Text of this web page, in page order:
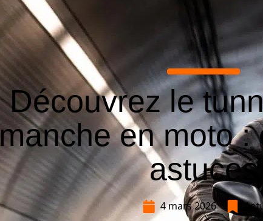
Découvrez le
manche en moto :
astuces
4 mars 2026